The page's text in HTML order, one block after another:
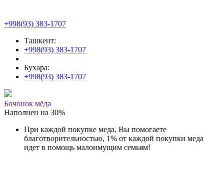
+998(93) 383-1707
Ташкент:
+998(93) 383-1707
Бухара:
+998(93) 383-1707
Бочонок мёда
Наполнен на 30%
При каждой покупке меда, Вы помогаете
благотворительностью, 1% от каждой покупки меда
идет в помощь малоимущим семьям!